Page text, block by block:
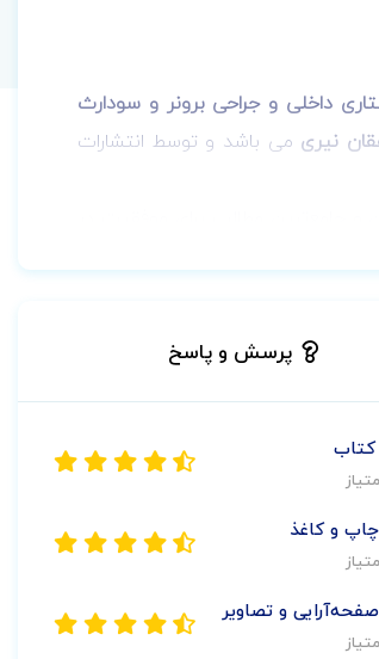
پرستاری داخلی و جراحی برونر و سودارث
نیری می باشد و توسط انتشارات
رایج‌ترین و جامع‌ترین مطالب برای موفقیت در
مراقبت از بیمار را بتوانید در
و تعادل می‌باشد. این کتاب
است.
پرسش و پاسخ
و کاغذ
و تصاویر